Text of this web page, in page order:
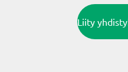
Liity